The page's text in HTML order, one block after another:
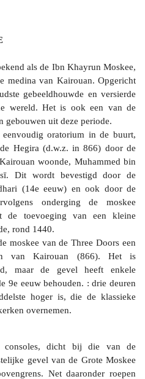
als de Ibn Khayrun Moskee,
medina van Kairouan. Opgericht
gebeeldhouwde en versierde
wereld. Het is ook een van de
gebouwen uit deze periode.
oratorium in de buurt,
Hegira (d.w.z. in 866) door de
woonde, Muhammed bin
Dit wordt bevestigd door de
(14e eeuw) en ook door de
onderging de moskee
de toevoeging van een kleine
rond 1440.
moskee van de Three Doors een
van Kairouan (866). Het is
maar de gevel heeft enkele
9e eeuw behouden. : drie deuren
hoger is, die de klassieke
overnemen.
consoles, dicht bij die van de
gevel van de Grote Moskee
Net daaronder roepen